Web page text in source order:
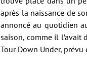
après la naissance de
annoncé au quotidien
saison, comme il l’avait
Tour Down Under,